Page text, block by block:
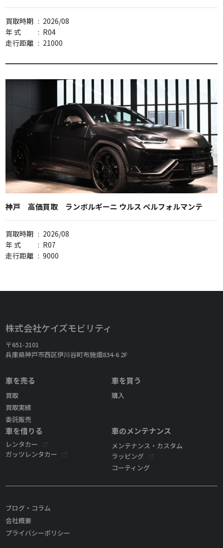
買取時期 : 2026/08
年 式
: R04
走行距離 : 21000
神戸 高価買取 ランボルギーニ ウルス ペルフォルマンテ
買取時期 : 2026/08
年 式
: R07
走行距離 : 9000
株式会社ケイズモビリティ
〒651-2101
兵庫県神戸市西区伊川谷町布施畑834-6 2F
車を売る
買取
買取実績
委託販売
車を買う
購入
車を借りる
レンタカー
ガッツレンタカー
車のメンテナンス
メンテナンス・カスタム
ラッピング
コーティング
ブログ・コラム
会社概要
プライバシーポリシー